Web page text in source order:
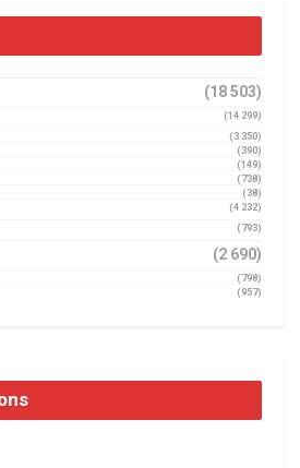
(18 503)
(14 299)
(3 350)
(390)
(149)
(738)
(38)
(4 232)
(793)
(2 690)
(798)
(957)